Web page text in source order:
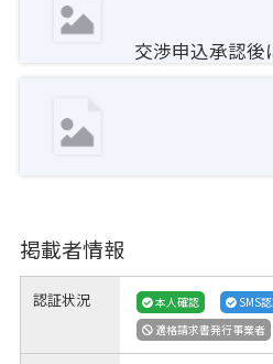
交渉申込承認後
掲載者情報
認証状況 本人確認
SMS
適格請求書発行事業者